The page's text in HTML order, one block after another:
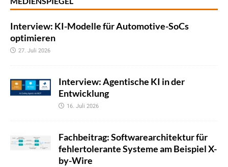
Interview: KI-Modelle für Automotive-SoCs
optimieren
27. Juli 2026
Interview: Agentische KI in der
Entwicklung
16. Juli 2026
Fachbeitrag: Softwarearchitektur für
fehlertolerante Systeme am Beispiel X-
by-Wire